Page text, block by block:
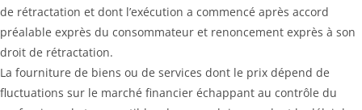
de rétractation et dont l’exécution a commencé après accord
préalable exprès du consommateur et renoncement exprès à son
droit de rétractation.
La fourniture de biens ou de services dont le prix dépend de
fluctuations sur le marché financier échappant au contrôle du